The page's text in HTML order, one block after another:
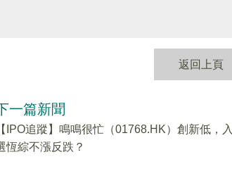
返回上頁
一篇新聞
【IPO追蹤】鳴鳴很忙（01768.HK）創新低，入
恆綜不漲反跌？